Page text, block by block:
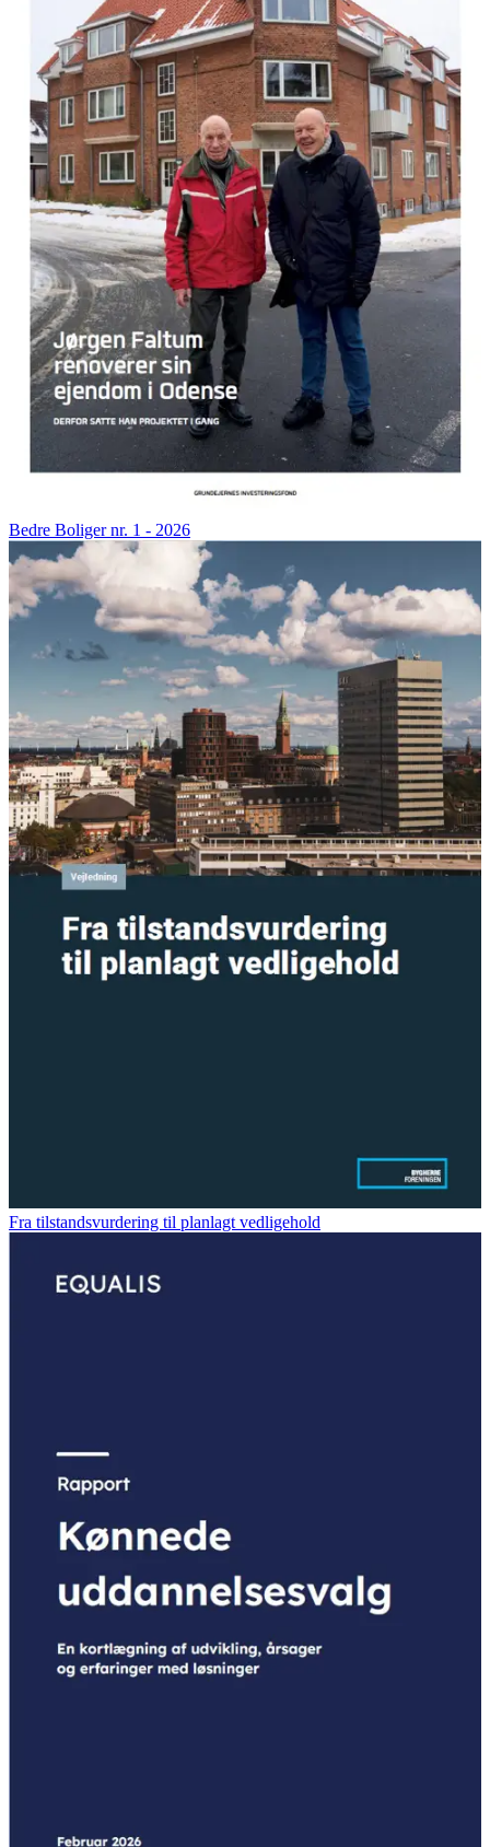
Bedre Boliger nr. 1 - 2026
Fra tilstandsvurdering til planlagt vedligehold